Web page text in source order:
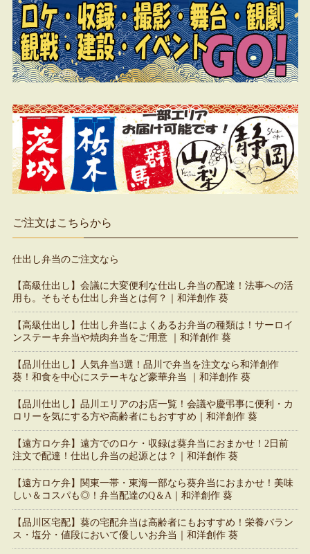
ご注文はこちらから
仕出し弁当のご注文なら
【高級仕出し】会議に大変便利な仕出し弁当の配達！法事への活
用も。そもそも仕出し弁当とは何？｜和洋創作 葵
【高級仕出し】仕出し弁当によくあるお弁当の種類は！サーロイ
ンステーキ弁当や焼肉弁当をご用意 ｜和洋創作 葵
【品川仕出し】人気弁当3選！品川で弁当を注文なら和洋創作
葵！和食を中心にステーキなど豪華弁当 ｜和洋創作 葵
【品川仕出し】品川エリアのお店一覧！会議や慶弔事に便利・カ
ロリーを気にする方や高齢者にもおすすめ｜和洋創作 葵
【遠方ロケ弁】遠方でのロケ・収録は葵弁当におまかせ！2日前
注文で配達！仕出し弁当の起源とは？｜和洋創作 葵
【遠方ロケ弁】関東一帯・東海一部なら葵弁当におまかせ！美味
しい＆コスパも◎！弁当配達のQ＆A｜和洋創作 葵
【品川区宅配】葵の宅配弁当は高齢者にもおすすめ！栄養バラン
ス・塩分・値段において優しいお弁当｜和洋創作 葵